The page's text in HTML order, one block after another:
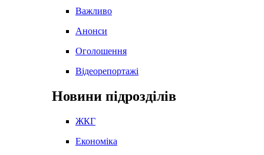
Важливо
Анонси
Оголошення
Відеорепортажі
Новини підрозділів
ЖКГ
Економіка